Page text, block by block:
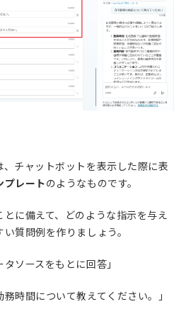
チャットボットを表示した際に表
プレートのようなものです。
に備えて、どのような指示を与え
質問例を作りましょう。
ソースをもとに回答」
について教えてください。」